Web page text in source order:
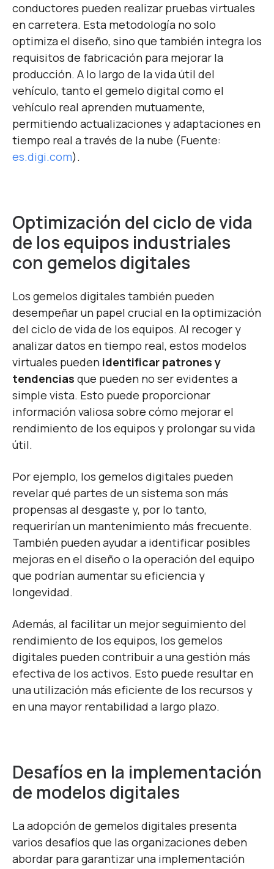
conductores pueden realizar pruebas virtuales
en carretera. Esta metodología no solo
optimiza el diseño, sino que también integra los
requisitos de fabricación para mejorar la
producción. A lo largo de la vida útil del
vehículo, tanto el gemelo digital como el
vehículo real aprenden mutuamente,
permitiendo actualizaciones y adaptaciones en
tiempo real a través de la nube (Fuente:
es.digi.com).
Optimización del ciclo de vida
de los equipos industriales
con gemelos digitales
Los gemelos digitales también pueden
desempeñar un papel crucial en la optimización
del ciclo de vida de los equipos. Al recoger y
analizar datos en tiempo real, estos modelos
virtuales pueden identificar patrones y
tendencias que pueden no ser evidentes a
simple vista. Esto puede proporcionar
información valiosa sobre cómo mejorar el
rendimiento de los equipos y prolongar su vida
útil.
Por ejemplo, los gemelos digitales pueden
revelar qué partes de un sistema son más
propensas al desgaste y, por lo tanto,
requerirían un mantenimiento más frecuente.
También pueden ayudar a identificar posibles
mejoras en el diseño o la operación del equipo
que podrían aumentar su eficiencia y
longevidad.
Además, al facilitar un mejor seguimiento del
rendimiento de los equipos, los gemelos
digitales pueden contribuir a una gestión más
efectiva de los activos. Esto puede resultar en
una utilización más eficiente de los recursos y
en una mayor rentabilidad a largo plazo.
Desafíos en la implementación
de modelos digitales
La adopción de gemelos digitales presenta
varios desafíos que las organizaciones deben
abordar para garantizar una implementación